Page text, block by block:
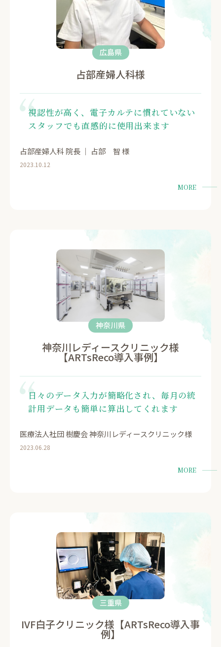
広島県
占部産婦人科様
視認性が高く、電子カルテに慣れていない
スタッフでも直感的に使用出来ます
占部産婦人科 院長 ｜ 占部 智 様
2023.10.12
MORE
神奈川県
神奈川レディースクリニック様
【ARTsReco導入事例】
日々のデータ入力が簡略化され、毎月の統
計用データも簡単に算出してくれます
医療法人社団 樹慶会 神奈川レディースクリニック様
2023.06.28
MORE
三重県
IVF白子クリニック様【ARTsReco導入事
例】